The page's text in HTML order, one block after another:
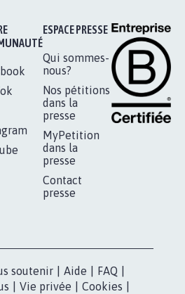
ESPACE PRESSE
Qui sommes-
nous?
Nos pétitions
dans la
presse
MyPetition
dans la
presse
Contact
presse
soutenir Aide FAQ
Vie privée Cookies